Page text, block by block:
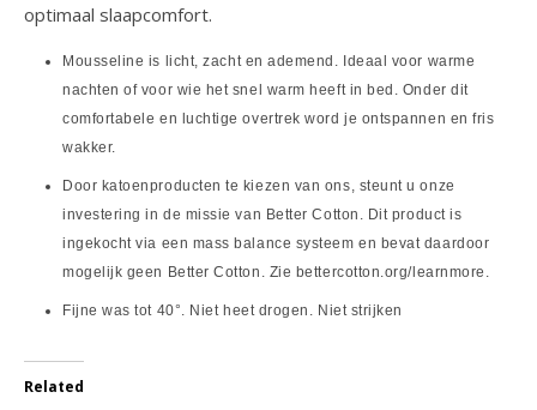
optimaal slaapcomfort.
Mousseline is licht, zacht en ademend. Ideaal voor warme
nachten of voor wie het snel warm heeft in bed. Onder dit
comfortabele en luchtige overtrek word je ontspannen en fris
wakker.
Door katoenproducten te kiezen van ons, steunt u onze
investering in de missie van Better Cotton. Dit product is
ingekocht via een mass balance systeem en bevat daardoor
mogelijk geen Better Cotton. Zie bettercotton.org/learnmore.
Fijne was tot 40°. Niet heet drogen. Niet strijken
Related